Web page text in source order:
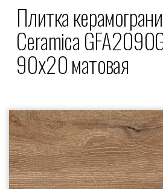
Плитка
Ceramica
90x20 матовая